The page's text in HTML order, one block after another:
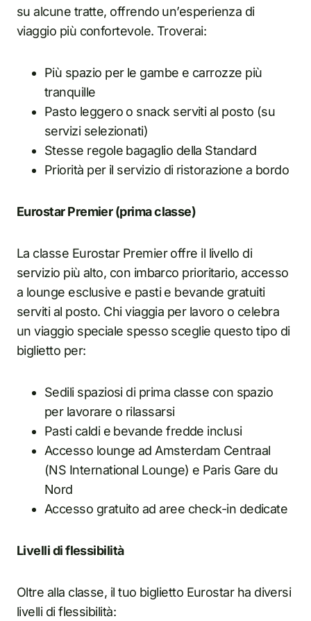
su alcune tratte, offrendo un’esperienza di
viaggio più confortevole. Troverai:
Più spazio per le gambe e carrozze più
tranquille
Pasto leggero o snack serviti al posto (su
servizi selezionati)
Stesse regole bagaglio della Standard
Priorità per il servizio di ristorazione a bordo
Eurostar Premier (prima classe)
La classe Eurostar Premier offre il livello di
servizio più alto, con imbarco prioritario, accesso
a lounge esclusive e pasti e bevande gratuiti
serviti al posto. Chi viaggia per lavoro o celebra
un viaggio speciale spesso sceglie questo tipo di
biglietto per:
Sedili spaziosi di prima classe con spazio
per lavorare o rilassarsi
Pasti caldi e bevande fredde inclusi
Accesso lounge ad Amsterdam Centraal
(NS International Lounge) e Paris Gare du
Nord
Accesso gratuito ad aree check-in dedicate
Livelli di flessibilità
Oltre alla classe, il tuo biglietto Eurostar ha diversi
livelli di flessibilità: